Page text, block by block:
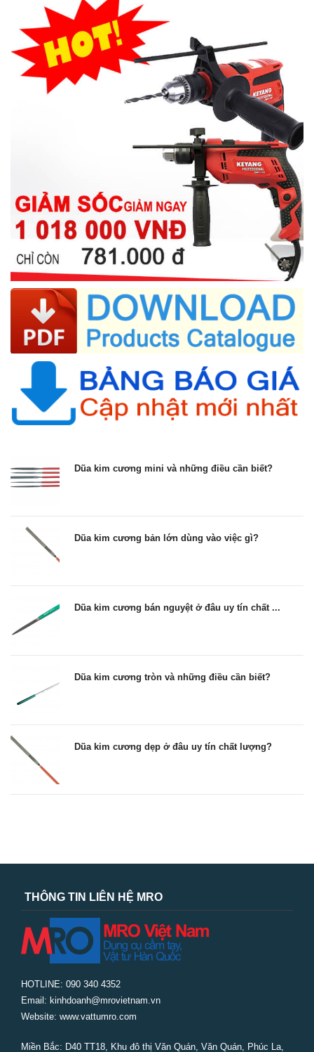
Dũa kim cương mini và những điều cần biết?
Dũa kim cương bản lớn dùng vào việc gì?
Dũa kim cương bán nguyệt ở đâu uy tín chất ...
Dũa kim cương tròn và những điều cần biết?
Dũa kim cương dẹp ở đâu uy tín chất lượng?
THÔNG TIN LIÊN HỆ MRO
HOTLINE: 090 340 4352
Email: kinhdoanh@mrovietnam.vn
Website: www.vattumro.com
Miền Bắc: D40 TT18, Khu đô thị Văn Quán, Văn Quán, Phúc La,